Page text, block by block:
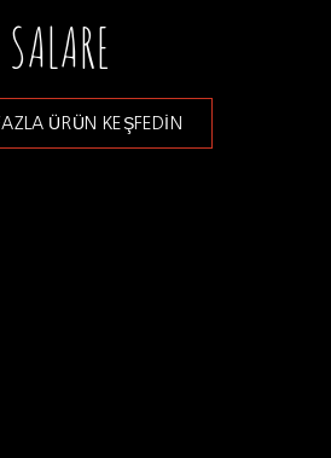
SALARE
ÜRÜN KEŞFEDİN